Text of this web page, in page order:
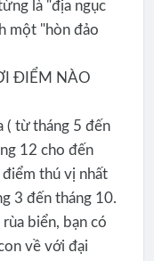
là "địa ngục
một "hòn đảo
ĐIỂM NÀO
( từ tháng 5 đến
12 cho đến
điểm thú vị nhất
3 đến tháng 10.
rùa biển, bạn có
về với đại